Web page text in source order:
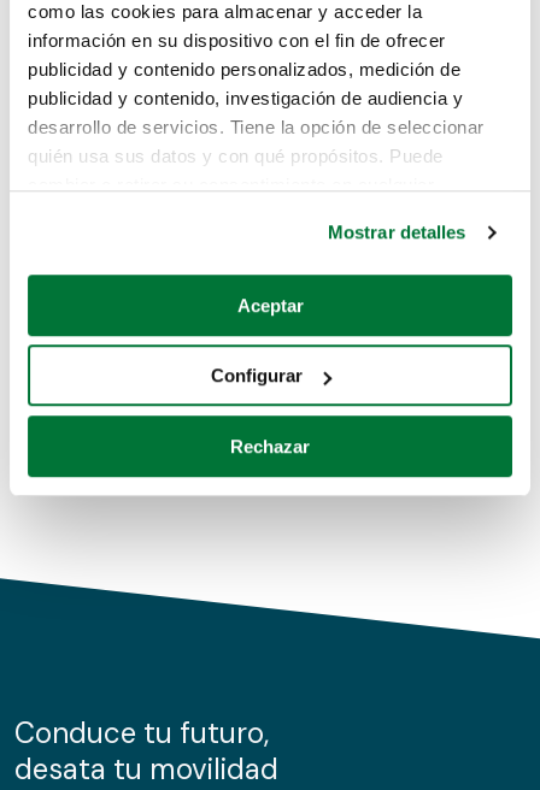
como las cookies para almacenar y acceder la
información en su dispositivo con el fin de ofrecer
publicidad y contenido personalizados, medición de
publicidad y contenido, investigación de audiencia y
desarrollo de servicios. Tiene la opción de seleccionar
quién usa sus datos y con qué propósitos. Puede
Si lo permite, también quisiéramos:
Recopilar información sobre su ubicación geográfica
Identificar su dispositivo analizándolo activamente
para buscar características específicas (huellas
Obtenga más información sobre cómo se procesan sus
de cookies.
información sobre el uso que haga del sitio web con
nuestros partners de redes sociales, publicidad y análisis
Mostrar detalles
Aceptar
Configurar
Rechazar
Lo sentimos, no sabemos como
te hemos traido hasta aquí.
Pero puedes encontrar el coche que estás
buscando en alguno de estos enlaces:
Coches de segunda mano
Coches de km0
Conduce tu futuro,
desata tu movilidad